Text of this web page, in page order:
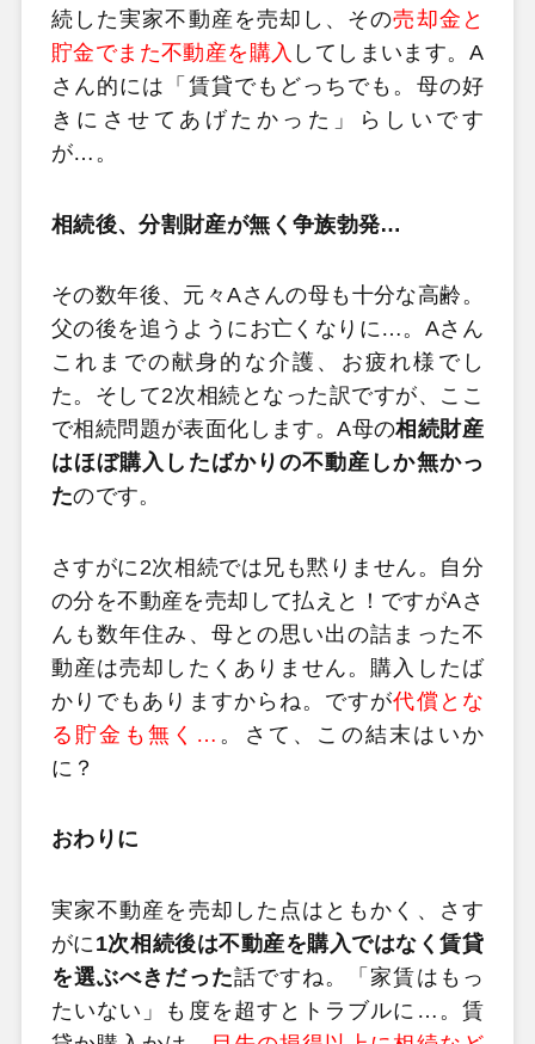
続した実家不動産を売却し、その売却金と
貯金でまた不動産を購入 してしまいます。A
さん的には「賃貸でもどっちでも。母の好
きにさせてあげたかった」らしいです
が…。
相続後、分割財産が無く争族勃発…
その数年後、元々Aさんの母も十分な高齢。
父の後を追うようにお亡くなりに…。Aさん
これまでの献身的な介護、お疲れ様でし
た。そして2次相続となった訳ですが、ここ
で相続問題が表面化します。A母の相続財産
はほぼ購入したばかりの不動産しか無かっ
たのです。
さすがに2次相続では兄も黙りません。自分
の分を不動産を売却して払えと！ですがAさ
んも数年住み、母との思い出の詰まった不
動産は売却したくありません。購入したば
かりでもありますからね。ですが代償とな
る貯金も無く… 。さて、この結末はいか
に？
おわりに
実家不動産を売却した点はともかく、さす
がに 1次相続後は不動産を購入ではなく賃貸
を選ぶべきだった話ですね。「家賃はもっ
たいない」も度を超すとトラブルに…。賃